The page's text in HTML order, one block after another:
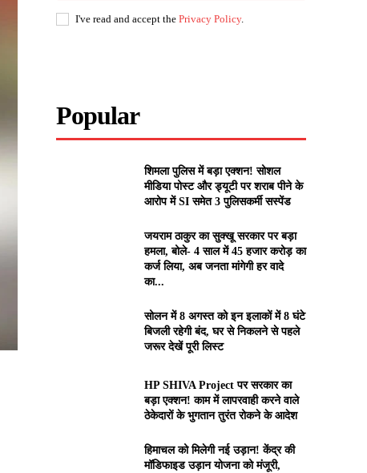
I've read and accept thePrivacy Policy.
Popular
शिमला पुलिस में बड़ा एक्शन! सोशल
मीडिया पोस्ट और ड्यूटी पर शराब पीने के
आरोप में SI समेत 3 पुलिसकर्मी सस्पेंड
जयराम ठाकुर का सुक्खू सरकार पर बड़ा
हमला, बोले- 4 साल में 45 हजार करोड़ का
कर्ज लिया, अब जनता मांगेगी हर वादे
का...
सोलन में 8 अगस्त को इन इलाकों में 8 घंटे
बिजली रहेगी बंद, घर से निकलने से पहले
जरूर देखें पूरी लिस्ट
HP SHIVA Project पर सरकार का
बड़ा एक्शन! काम में लापरवाही करने वाले
ठेकेदारों के भुगतान तुरंत रोकने के आदेश
हिमाचल को मिलेगी नई उड़ान! केंद्र की
मॉडिफाइड उड़ान योजना को मंजूरी,